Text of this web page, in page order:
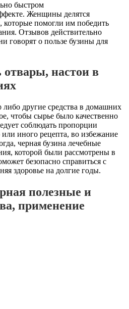
быстром
Женщины делятся
которые помогли им победить
Отзывов действительно
говорят о пользе бузины для
отвары, настои в
либо другие средства в домашних
чтобы сырье было качественно
соблюдать пропорции
иного рецепта, во избежание
черная бузина лечебные
которой были рассмотрены в
безопасно справиться с
здоровье на долгие годы.
полезные и
применение